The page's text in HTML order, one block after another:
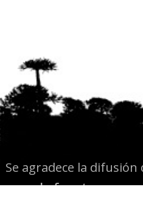
Se agradece la
la fuente